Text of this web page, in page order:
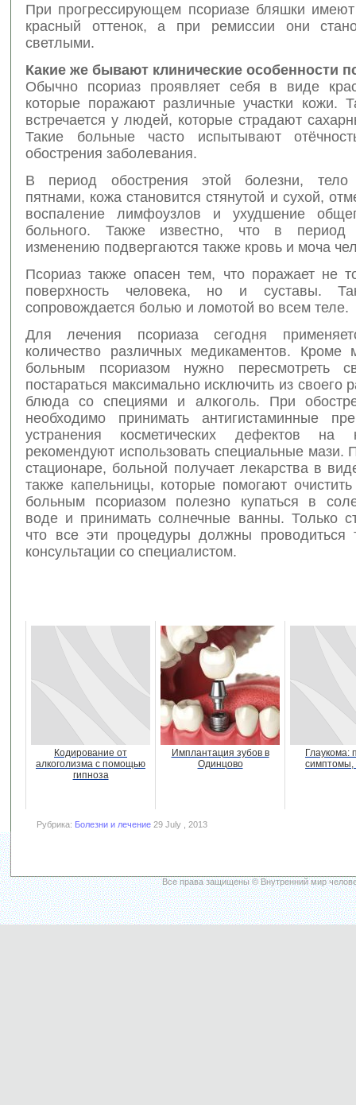
При прогрессирующем псориазе бляшки
красный оттенок, а при ремиссии они
светлыми.
Какие же бывают клинические особенности
Обычно псориаз проявляет себя в виде
которые поражают различные участки кожи.
встречается у людей, которые страдают
Такие больные часто испытывают
обострения заболевания.
В период обострения этой болезни, тело
пятнами, кожа становится стянутой и сухой,
воспаление лимфоузлов и ухудшение
больного. Также известно, что в период
изменению подвергаются также кровь и моча
Псориаз также опасен тем, что поражает не
поверхность человека, но и суставы.
сопровождается болью и ломотой во всем теле.
Для лечения псориаза сегодня
количество различных медикаментов. Кроме
больным псориазом нужно пересмотреть
постараться максимально исключить из своего
блюда со специями и алкоголь. При
необходимо принимать антигистаминные
устранения косметических дефектов на
рекомендуют использовать специальные мази.
стационаре, больной получает лекарства в
также капельницы, которые помогают
больным псориазом полезно купаться в
воде и принимать солнечные ванны. Только
что все эти процедуры должны проводиться
консультации со специалистом.
Кодирование от
алкоголизма с помощью
гипноза
Имплантация зубов в
Одинцово
Глаукома:
симптомы,
Рубрика: Болезни и лечение 29 July , 2013
Все права защищены © Внутренний мир